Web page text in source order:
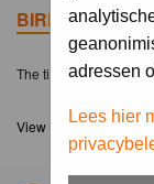
adressen
Lees hier
BIRDPIX.NL
The time now is Sat 08
View unanswered